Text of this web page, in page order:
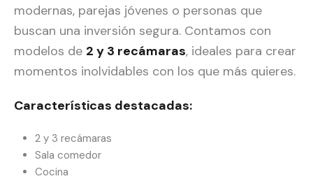
modernas, parejas jóvenes o personas que
buscan una inversión segura. Contamos con
modelos de 2 y 3 recámaras, ideales para crear
momentos inolvidables con los que más quieres.
Características destacadas:
2 y 3 recámaras
Sala comedor
Cocina